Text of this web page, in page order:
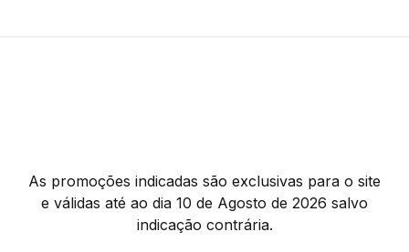
As promoções indicadas são exclusivas para o site
e válidas até ao dia 10 de Agosto de 2026 salvo
indicação contrária.